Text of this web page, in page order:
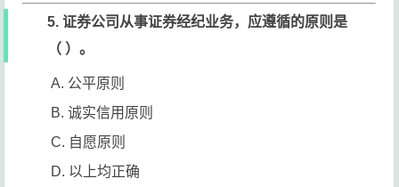
5. 证券公司从事证券经纪业务，应遵循的原则是
（ ）。
A. 公平原则
B. 诚实信用原则
C. 自愿原则
D. 以上均正确